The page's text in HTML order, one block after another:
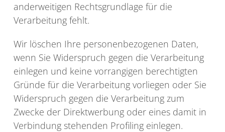
anderweitigen Rechtsgrundlage für die
Verarbeitung fehlt.
Wir löschen Ihre personenbezogenen Daten,
wenn Sie Widerspruch gegen die Verarbeitung
einlegen und keine vorrangigen berechtigten
Gründe für die Verarbeitung vorliegen oder Sie
Widerspruch gegen die Verarbeitung zum
Zwecke der Direktwerbung oder eines damit in
Verbindung stehenden Profiling einlegen.